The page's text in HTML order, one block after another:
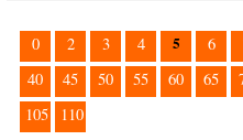
0 2 3 4 5 6
40
45 50 55 60 65
105
110